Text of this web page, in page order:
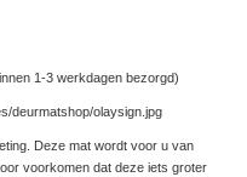
1-3 werkdagen bezorgd)
Deze mat wordt voor u van
voorkomen dat deze iets groter